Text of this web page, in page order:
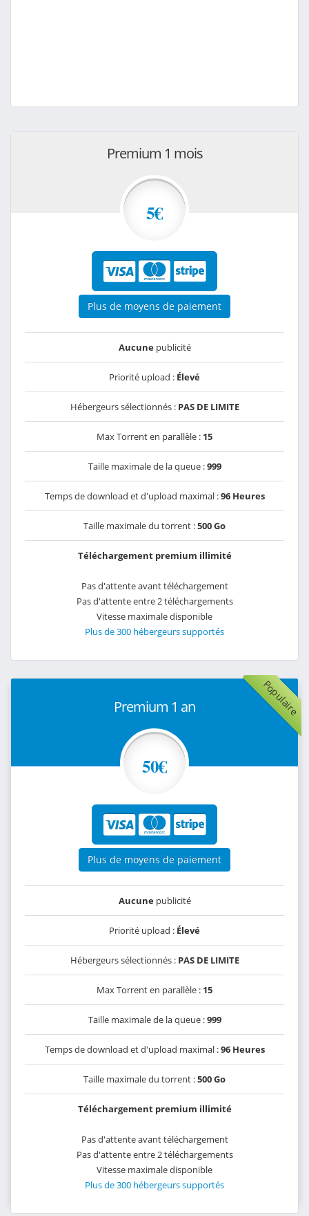
Premium 1 mois
5€
Plus de moyens de paiement
Aucunepublicité
Priorité upload : Élevé
Hébergeurs sélectionnés : PAS DE LIMITE
Max Torrent en parallèle : 15
Taille maximale de la queue :999
Temps de download et d'upload maximal :96 Heures
Taille maximale du torrent :500 Go
Téléchargement premium illimité
Pas d'attente avant téléchargement
Pas d'attente entre 2 téléchargements
Vitesse maximale disponible
Plus de 300 hébergeurs supportés
Populaire
Premium 1 an
50€
Plus de moyens de paiement
Aucunepublicité
Priorité upload : Élevé
Hébergeurs sélectionnés : PAS DE LIMITE
Max Torrent en parallèle : 15
Taille maximale de la queue :999
Temps de download et d'upload maximal :96 Heures
Taille maximale du torrent :500 Go
Téléchargement premium illimité
Pas d'attente avant téléchargement
Pas d'attente entre 2 téléchargements
Vitesse maximale disponible
Plus de 300 hébergeurs supportés